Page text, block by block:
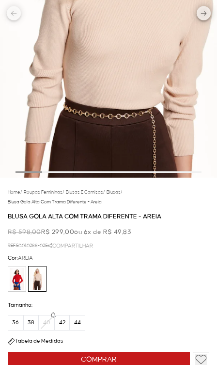
Home/ Roupas Femininas/ Blusas E Camisas/ Blusas/
Blusa Gola Alta Com Trama Diferente - Areia
BLUSA GOLA ALTA COM TRAMA DIFERENTE - AREIA
R$ 598,00R$ 299,00ou 6x de R$ 49,83
REF.50.01.0288-025 COMPARTILHAR
COMPRAR
Cor:AREIA
Tamanho:
36 38 40 42 44
Tabela de Medidas